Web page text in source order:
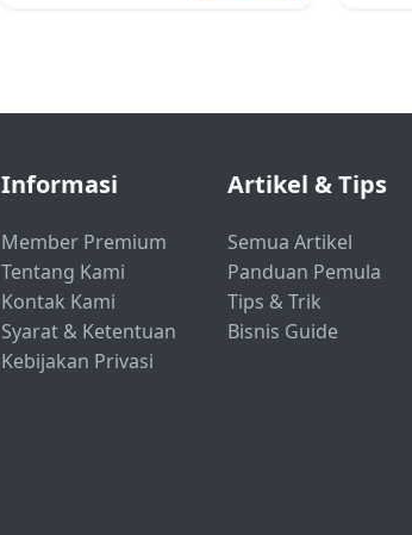
Informasi
Member Premium
Tentang Kami
Kontak Kami
Syarat & Ketentuan
Kebijakan Privasi
Artikel & Tips
Semua Artikel
Panduan Pemula
Tips & Trik
Bisnis Guide